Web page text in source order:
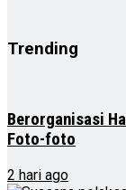
Trending
Berorganisasi
Foto-foto
2 hari ago